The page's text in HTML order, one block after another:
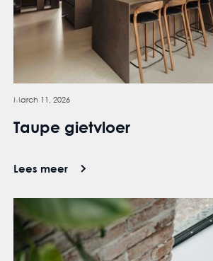
March 11, 2026
Taupe gietvloer
Lees meer